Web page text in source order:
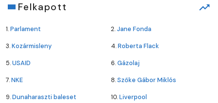
Felkapott
1.Parlament 2.Jane Fonda
3.Kozármisleny 4.Roberta Flack
5.USAID 6.Gázolaj
7.NKE 8.Szőke Gábor Miklós
9.Dunaharaszti baleset 10.Liverpool